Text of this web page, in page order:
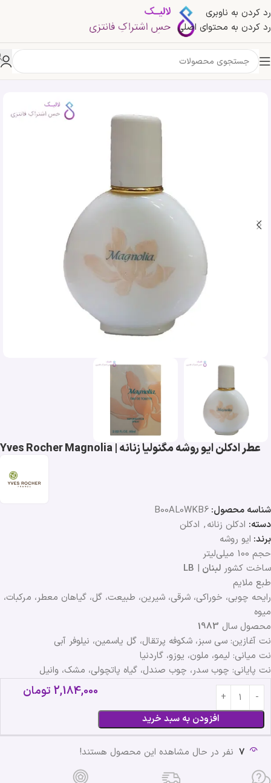
رد کردن به ناوبری
رد کردن به محتوای اصلی
خانه »فروشگاه »عطر ادکلن ایو روشه مگنولیا زنانه | Yves Rocher Magnolia
عطر ادکلن ایو روشه مگنولیا زنانه | Yves Rocher Magnolia
شناسه محصول: B00AL0WKB6
دسته: ادکلن زنانه, ادکلن
برند: ایو روشه
حجم 100 میلی‌لیتر
ساخت کشور لبنان |
LB
طبع ملایم
رایحه چوبی، خوراکی، شرقی، شیرین، طبیعت، گل، گیاهان معطر، مرکبات،
میوه
محصول سال 1983
نت آغازین: سی سبز، شکوفه پرتقال، گل یاسمین، نیلوفر آبی
نت میانی: لیمو، ملون، یوزو، گاردنیا
نت پایانی: چوب سدر، چوب صندل، گیاه پاتچولی، مشک، وانیل
افزودن به سبد خرید
2,184,000 تومان
7 نفر در حال مشاهده این محصول هستند!